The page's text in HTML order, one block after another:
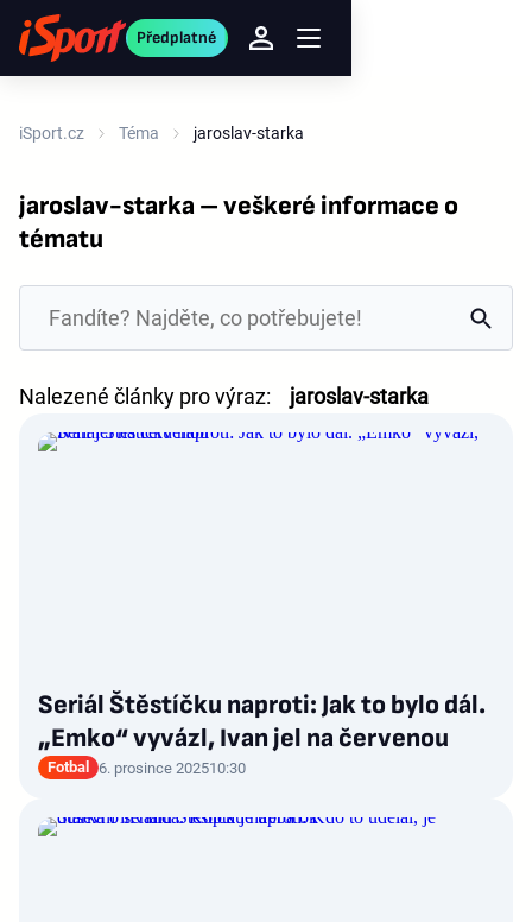
Předplatné
iSport.cz Téma jaroslav-starka
jaroslav-starka – veškeré informace o
tématu
Nalezené články pro výraz: jaroslav-starka
Seriál Štěstíčku naproti: Jak to bylo dál.
„Emko“ vyvázl, Ivan jel na červenou
Fotbal 6. prosince 202510:30